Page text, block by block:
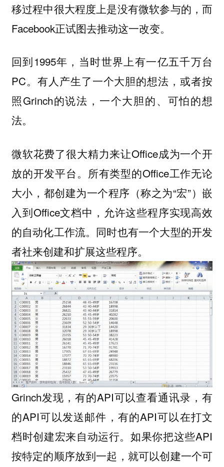
移过程中很大程度上是没有微软参与的，而
Facebook正试图去推动这一改变。
回到1995年，当时世界上有一亿五千万台
PC。有人产生了一个大胆的想法，或者按
照Grinch的说法，一个大胆的、可怕的想
法。
微软花费了很大精力来让Office成为一个开
放的开发平台。所有类型的Office工作无论
大小，都创建为一个程序（称之为“宏”）嵌
入到Office文档中，允许这些程序实现高效
的自动化工作流。同时也有一个大型的开发
者社来创建和扩展这些程序。
Grinch发现，有的API可以查看通讯录，有
的API可以发送邮件，有的API可以在打文
档时创建宏来自动运行。如果你把这些API
按特定的顺序放到一起，就可以创建一个可